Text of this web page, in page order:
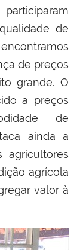
participaram
de
de preços
grande. O
a preços
de
ainda a
agricultores
agrícola
valor à